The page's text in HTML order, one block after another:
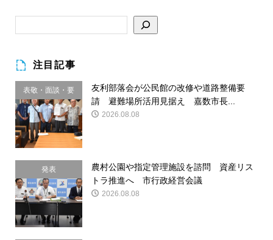
注目記事
表敬・面談・要
請
友利部落会が公民館の改修や道路整備要
請 避難場所活用見据え 嘉数市長...
2026.08.08
発表
農村公園や指定管理施設を諮問 資産リス
トラ推進へ 市行政経営会議
2026.08.08